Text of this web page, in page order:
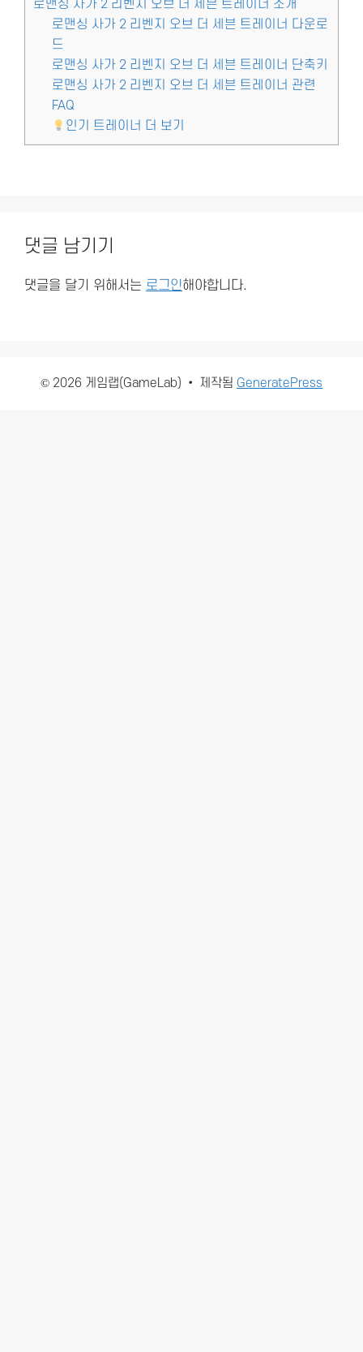
로맨싱 사가 2 리벤지 오브 더 세븐 트레이너 소개
로맨싱 사가 2 리벤지 오브 더 세븐 트레이너 다운로
드
로맨싱 사가 2 리벤지 오브 더 세븐 트레이너 단축키
로맨싱 사가 2 리벤지 오브 더 세븐 트레이너 관련
FAQ
인기 트레이너 더 보기
댓글 남기기
댓글을 달기 위해서는 로그인해야합니다.
© 2026 게임랩(GameLab) • 제작됨 GeneratePress